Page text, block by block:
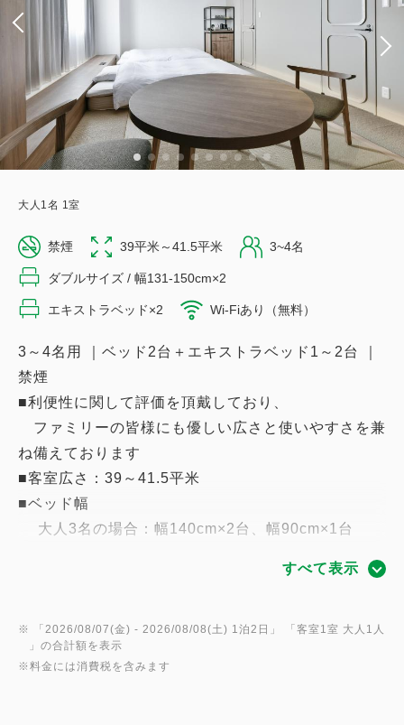
大人 1 名 1 室
禁煙 39平米～41.5平米 3~4名
ダブルサイズ / 幅131-150cm×2
エキストラベッド×2 Wi-Fiあり（無料）
3～4名用 ｜ベッド2台＋エキストラベッド1～2台 ｜
禁煙
■利便性に関して評価を頂戴しており、
ファミリーの皆様にも優しい広さと使いやすさを兼
ね備えております
■客室広さ：39～41.5平米
■ベッド幅
大人3名の場合：幅140cm×2台、幅90cm×1台
※添い寝のお子様のベッドはございません。
■Wi-Fi・有線LAN完備
■加湿機能付き空気清浄機｜充電用USBコンセント｜
すべて表示
※ 「 2026/08/07(金) - 2026/08/08(土) 1泊2日 」 「客室1室 大人1人
」の合計額を表示
※料金には消費税を含みます